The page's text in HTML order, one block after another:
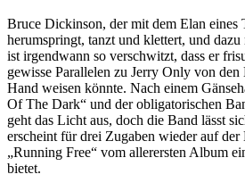
Bruce Dickinson, der mit dem Elan eines
herumspringt, tanzt und klettert, und
ist irgendwann so verschwitzt, dass er
gewisse Parallelen zu Jerry Only von
Hand weisen könnte. Nach einem
Of The Dark“ und der obligatorischen
geht das Licht aus, doch die Band lässt
erscheint für drei Zugaben wieder auf der
„Running Free“ vom allerersten Album
bietet.